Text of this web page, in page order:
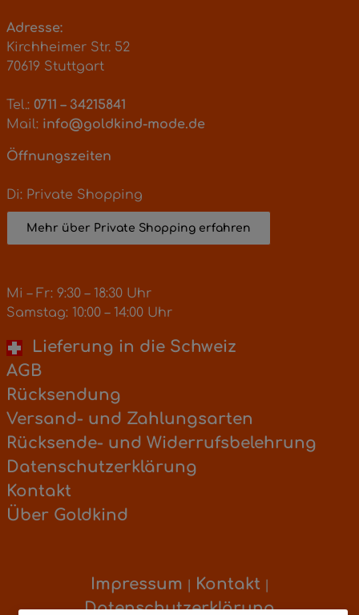
Adresse:
Kirchheimer Str. 52
70619 Stuttgart
Tel.: 0711 – 34215841
Mail: info@goldkind-mode.de
Öffnungszeiten
Di: Private Shopping
Mehr über Private Shopping erfahren
Mi – Fr: 9:30 – 18:30 Uhr
Samstag: 10:00 – 14:00 Uhr
Lieferung in die Schweiz
AGB
Rücksendung
Versand- und Zahlungsarten
Rücksende- und Widerrufsbelehrung
Datenschutzerklärung
Kontakt
Über Goldkind
Impressum Kontakt
Datenschutzerklärung